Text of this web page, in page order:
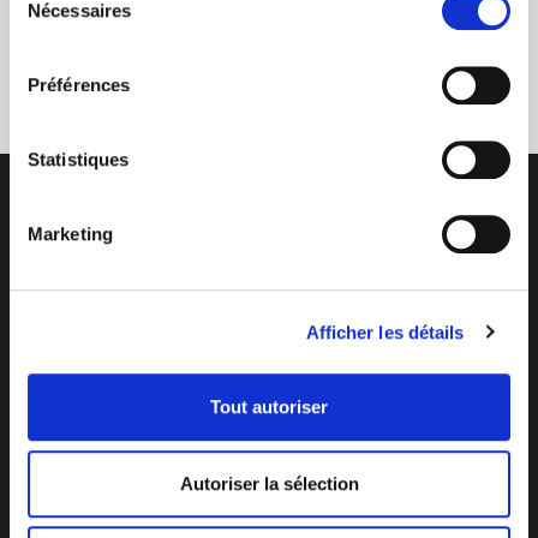
Nécessaires
Préférences
Statistiques
Marketing
Afficher les détails
Tout autoriser
Autoriser la sélection
de 8h à 12h et de 14h à 17h
Eclairage Solaire